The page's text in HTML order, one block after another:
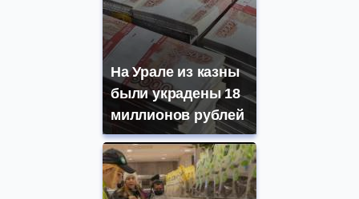
На Урале из казны
были украдены 18
миллионов рублей